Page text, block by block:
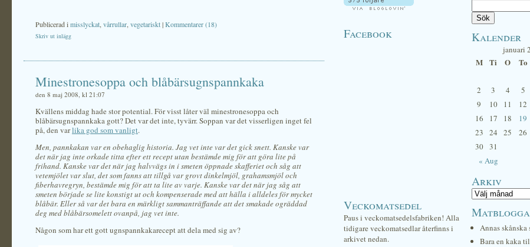
Publicerad imisslyckat vårrullar vegetariskt|Kommentarer (18)
Skriv ut inlägg
Minestronesoppa och blåbärsugnspannkaka
den 8 maj 2008, kl 21:07
Kvällens middag hade stor potential. För visst låter väl minestronesoppa och
blåbärsugnspannkaka gott? Det var det inte, tyvärr. Soppan var det visserligen inget fel
på, den varlika god som vanligt.
Men, pannkakan var en obehaglig historia. Jag vet inte var det gick snett. Kanske var
det när jag inte orkade titta efter ett recept utan bestämde mig för att göra lite på
frihand. Kanske var det när jag halvvägs in i smeten öppnade skafferiet och såg att
vetemjölet var slut, det som fanns att tillgå var grovt dinkelmjöl, grahamsmjöl och
fiberhavregryn, bestämde mig för att ta lite av varje. Kanske var det när jag såg att
smeten började se lite konstigt ut och kompenserade med att hälla i alldeles för mycket
blåbär. Eller så var det bara en märkligt sammanträffande att det smakade ogräddad
deg med blåbärsomelett ovanpå, jag vet inte.
Någon som har ett gott ugnspannkakarecept att dela med sig av?
Facebook
Veckomatsedel
Paus i veckomatsedelsfabriken! Alla
tidigare veckomatsedlar återfinns i
arkivet nedan.
Kalender
januari
M Ti O To
« Aug
2
3 4 5
9
10 11 12
16
17 18 19
23
24 25 26
30 31
Arkiv
Annas skånska
Bara en kaka